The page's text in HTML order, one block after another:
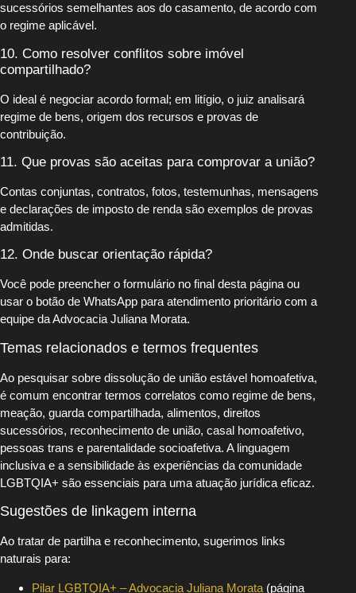
sucessórios semelhantes aos do casamento, de acordo com
o regime aplicável.
10. Como resolver conflitos sobre imóvel
compartilhado?
O ideal é negociar acordo formal; em litígio, o juiz analisará
regime de bens, origem dos recursos e provas de
contribuição.
11. Que provas são aceitas para comprovar a união?
Contas conjuntas, contratos, fotos, testemunhas, mensagens
e declarações de imposto de renda são exemplos de provas
admitidas.
12. Onde buscar orientação rápida?
Você pode preencher o formulário no final desta página ou
usar o botão de WhatsApp para atendimento prioritário com a
equipe da Advocacia Juliana Morata.
Temas relacionados e termos frequentes
Ao pesquisar sobre dissolução de união estável homoafetiva,
é comum encontrar termos correlatos como regime de bens,
meação, guarda compartilhada, alimentos, direitos
sucessórios, reconhecimento de união, casal homoafetivo,
pessoas trans e parentalidade socioafetiva. A linguagem
inclusiva e a sensibilidade às experiências da comunidade
LGBTQIA+ são essenciais para uma atuação jurídica eficaz.
Sugestões de linkagem interna
Ao tratar de partilha e reconhecimento, sugerimos links
naturais para:
Pilar LGBTQIA+ – Advocacia Juliana Morata (página